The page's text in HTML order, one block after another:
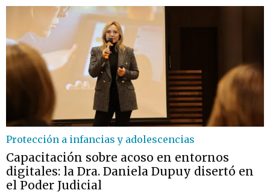
Protección a infancias y adolescencias
Capacitación sobre acoso en entornos
digitales: la Dra. Daniela Dupuy disertó en
el Poder Judicial